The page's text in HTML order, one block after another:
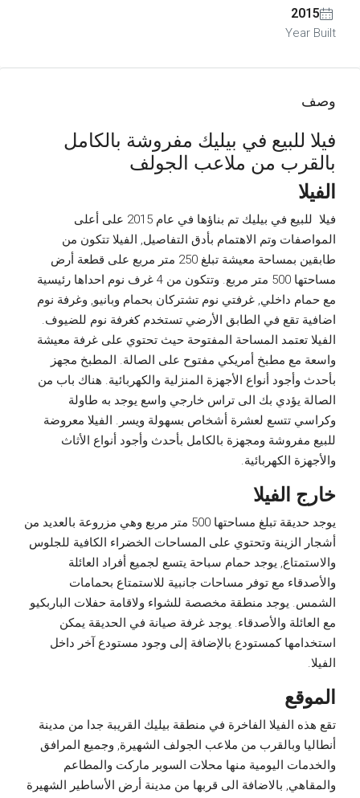
2015
Year Built
وصف
فيلا للبيع في بيليك مفروشة بالكامل
بالقرب من ملاعب الجولف
الفيلا
فيلا للبيع في بيليك تم بناؤها في عام 2015 على أعلى
المواصفات وتم الاهتمام بأدق التفاصيل, الفيلا تتكون من
طابقين بمساحة معيشة تبلغ 250 متر مربع على قطعة أرض
مساحتها 500 متر مربع. وتتكون من 4 غرف نوم احداها رئيسية
مع حمام داخلي, غرفتي نوم تشتركان بحمام وبانيو, وغرفة نوم
اضافية تقع في الطابق الأرضي تستخدم كغرفة نوم للضيوف.
الفيلا تعتمد المساحة المفتوحة حيث تحتوي على غرفة معيشة
واسعة مع مطبخ أمريكي مفتوح على الصالة. المطبخ مجهز
بأحدث وأجود أنواع الأجهزة المنزلية والكهربائية. هناك باب من
الصالة يؤدي بك الى تراس خارجي واسع يوجد به طاولة
وكراسي تتسع لعشرة أشخاص بسهولة ويسر. الفيلا معروضة
للبيع مفروشة ومجهزة بالكامل بأحدث وأجود أنواع الأثاث
والأجهزة الكهربائية.
خارج الفيلا
يوجد حديقة تبلغ مساحتها 500 متر مربع وهي مزروعة بالعديد من
أشجار الزينة وتحتوي على المساحات الخضراء الكافية للجلوس
والاستمتاع, يوجد حمام سباحة يتسع لجميع أفراد العائلة
والأصدقاء مع توفر مساحات جانبية للاستمتاع بحمامات
الشمس. يوجد منطقة مخصصة للشواء ولاقامة حفلات الباربكيو
مع العائلة والأصدقاء. يوجد غرفة صيانة في الحديقة يمكن
استخدامها كمستودع بالإضافة إلى وجود مستودع آخر داخل
الفيلا.
الموقع
تقع هذه الفيلا الفاخرة في منطقة بيليك القريبة جدا من مدينة
أنطاليا وبالقرب من ملاعب الجولف الشهيرة, وجميع المرافق
والخدمات اليومية منها محلات السوبر ماركت والمطاعم
والمقاهي, بالاضافة الى قربها من مدينة أرض الأساطير الشهيرة